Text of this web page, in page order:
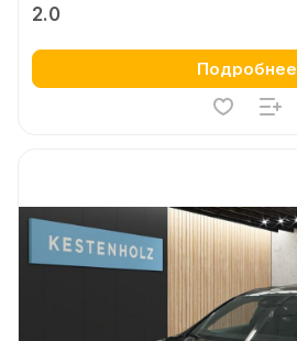
2.0
Подробнее